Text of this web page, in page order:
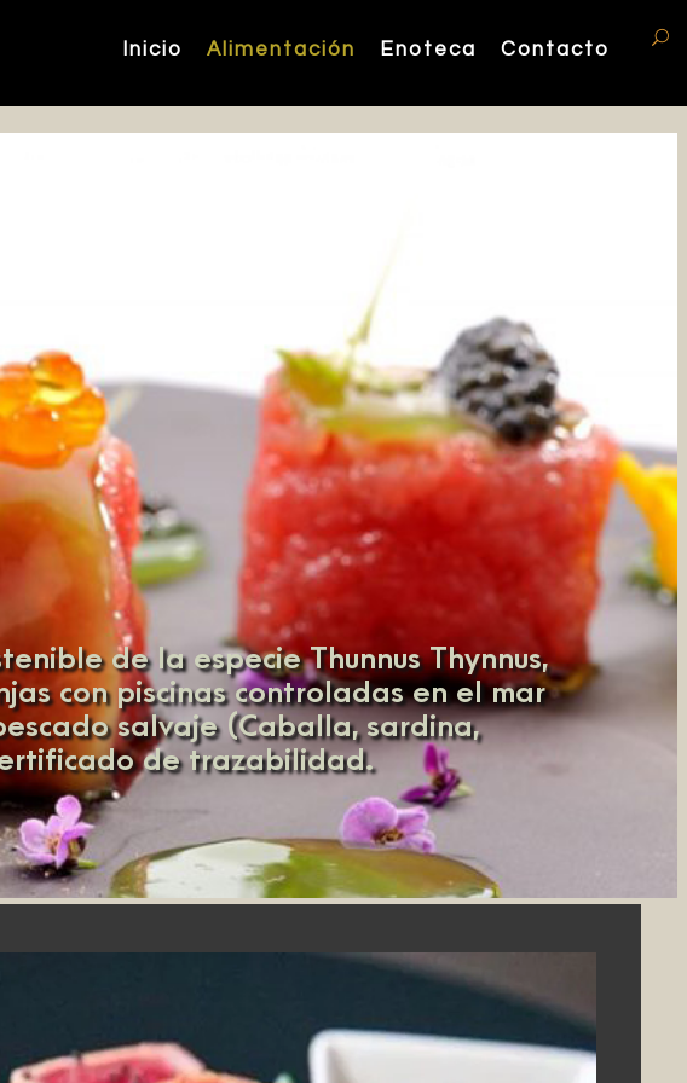
Inicio Alimentación Enoteca Contacto
de la especie Thunnus Thynnus,
con piscinas controladas en el mar
salvaje (Caballa, sardina,
de trazabilidad.